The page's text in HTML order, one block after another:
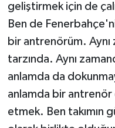
geliştirmek için de
Ben de
bir antrenörüm. Aynı
tarzında. Aynı
anlamda da
anlamda bir antrenör
etmek. Ben takımın